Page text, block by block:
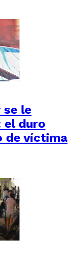
se le
el duro
de víctima